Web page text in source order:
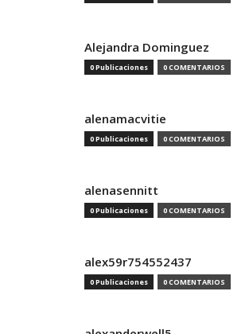
Alejandra Dominguez
0 Publicaciones 0 COMENTARIOS
alenamacvitie
0 Publicaciones 0 COMENTARIOS
alenasennitt
0 Publicaciones 0 COMENTARIOS
alex59r754552437
0 Publicaciones 0 COMENTARIOS